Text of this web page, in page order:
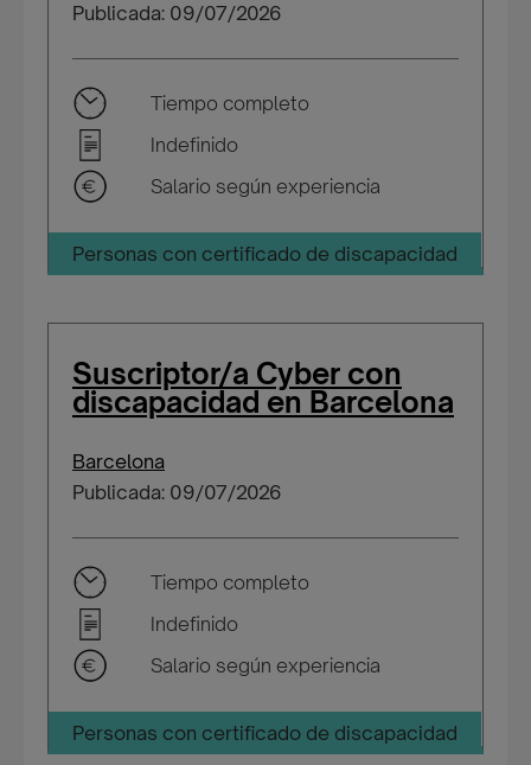
Publicada: 09/07/2026
Tiempo completo
Indefinido
Salario según experiencia
Personas con certificado de discapacidad
Suscriptor/a Cyber con
discapacidad en Barcelona
Barcelona
Publicada: 09/07/2026
Tiempo completo
Indefinido
Salario según experiencia
Personas con certificado de discapacidad